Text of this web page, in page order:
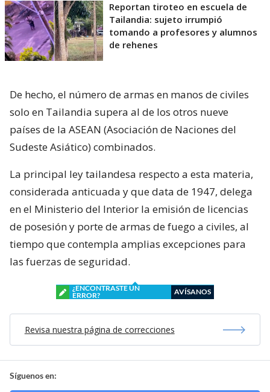
Reportan tiroteo en escuela de
Tailandia: sujeto irrumpió
tomando a profesores y alumnos
de rehenes
De hecho, el número de armas en manos de civiles
solo en Tailandia supera al de los otros nueve
países de la ASEAN (Asociación de Naciones del
Sudeste Asiático) combinados.
La principal ley tailandesa respecto a esta materia,
considerada anticuada y que data de 1947, delega
en el Ministerio del Interior la emisión de licencias
de posesión y porte de armas de fuego a civiles, al
tiempo que contempla amplias excepciones para
las fuerzas de seguridad.
¿ENCONTRASTE UN
ERROR?
AVÍSANOS
Revisa nuestra página de correcciones
Síguenos en: